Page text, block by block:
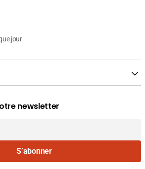
jour
newsletter
S’abonner